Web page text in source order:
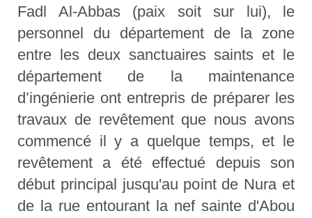
Fadl Al-Abbas (paix soit sur lui), le
personnel du département de la zone
entre les deux sanctuaires saints et le
département de la maintenance
d’ingénierie ont entrepris de préparer les
travaux de revêtement que nous avons
commencé il y a quelque temps, et le
revêtement a été effectué depuis son
début principal jusqu'au point de Nura et
de la rue entourant la nef sainte d'Abou